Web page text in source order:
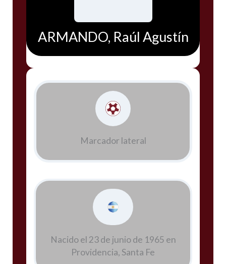
ARMANDO, Raúl Agustín
Marcador lateral
Nacido el 23 de junio de 1965 en
Providencia, Santa Fe